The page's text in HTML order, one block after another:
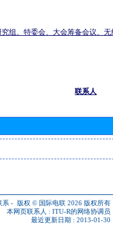
组、特委会、大会筹备会议、
联系人
系 - 版权 © 国际电联 2026 版权所有
本网页联系人 : ITU-R的网络协调员
最近更新日期 : 2013-01-30